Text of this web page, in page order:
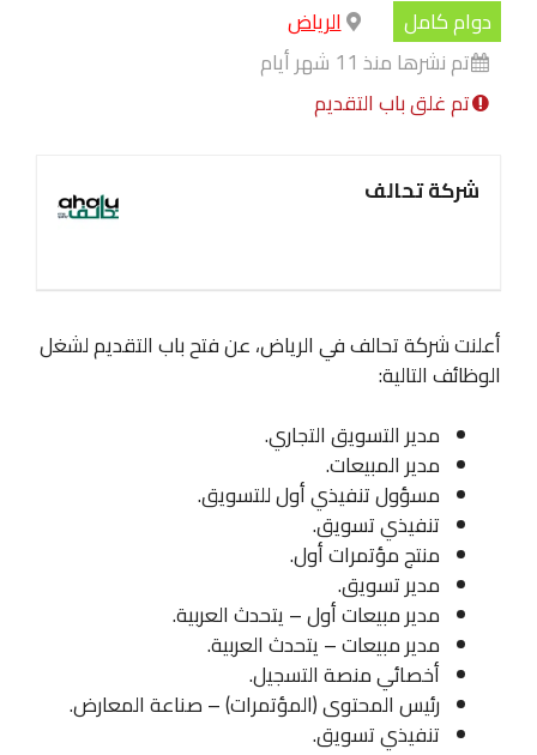
دوام كامل
الرياض
تم نشرها منذ 11 شهر أيام
تم غلق باب التقديم
شركة تحالف
أعلنت شركة تحالف في الرياض، عن فتح باب التقديم لشغل
الوظائف التالية:
مدير التسويق التجاري.
مدير المبيعات.
مسؤول تنفيذي أول للتسويق.
تنفيذي تسويق.
منتج مؤتمرات أول.
مدير تسويق.
مدير مبيعات أول – يتحدث العربية.
مدير مبيعات – يتحدث العربية.
أخصائي منصة التسجيل.
رئيس المحتوى (المؤتمرات) – صناعة المعارض.
تنفيذي تسويق.